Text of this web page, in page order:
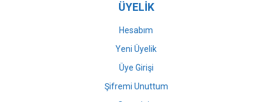
ÜYELİK
Hesabım
Yeni Üyelik
Üye Girişi
Şifremi Unuttum